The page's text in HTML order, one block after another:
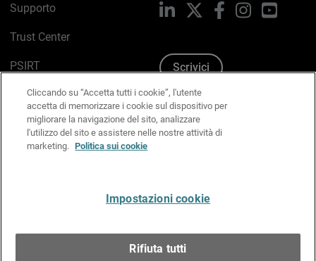
Supporto
Trust Center
PSIRT
Politica sui cookie
Informativa sulla privacy
Kit Media & Brand
LinkedIn FacebookInstagram
Scrivici
Cliccando su “Accetta tutti i cookie”, l'utente
accetta di memorizzare i cookie sul dispositivo per
migliorare la navigazione del sito, analizzare
l'utilizzo del sito e assistere nelle nostre attività di
marketing. Politica sui cookie
Impostazioni cookie
Rifiuta tutti